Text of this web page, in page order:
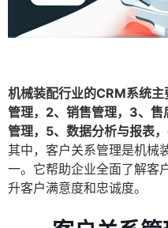
机械装配行业的CRM系统
管理，2、销售管理，3、
管理，5、数据分析与报表
其中，客户关系管理是机械
一。它帮助企业全面了解客
升客户满意度和忠诚度。